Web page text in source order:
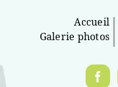
Accueil
Galerie photos